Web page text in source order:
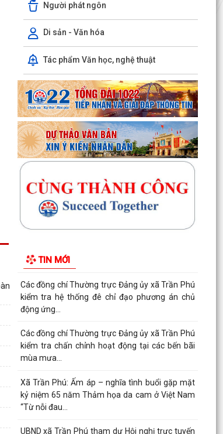
Người phát ngôn
Di sản - Văn hóa
Tác phẩm Văn học, nghệ thuật
TIN MỚI
UBND xã Trần Phú tổ chức niêm yết và gửi
thông báo thu hồi đất để thực hiện Dự án tuyến
đường sắt...
Bà Phan Thị Vắn ở thôn Mạn Trà được hỗ trợ
xây “Nhà Đại đoàn kết”
Cụm thi đua số 10 (thuộc Ủy ban MTTQ Việt
Nam thành phố) sơ kết công tác mặt trận 6
tháng đầu năm...
Triển khai kiểm đếm, xác nhận tài sản phục vụ
giải phóng mặt bằng các dự án trọng điểm
Xã Trần Phú đã tổ chức Hội nghị tập huấn, bồi
CBCCVC...
Các đồng chí Thường trực Đảng ủy xã Trần Phú
kiểm tra hệ thống đê chỉ đạo phương án chủ
động ứng...
Các đồng chí Thường trực Đảng ủy xã Trần Phú
kiểm tra chấn chỉnh hoạt động tại các bến bãi
mùa mưa...
Xã Trần Phú: Ấm áp – nghĩa tình buổi gặp mặt
kỷ niệm 65 năm Thảm họa da cam ở Việt Nam
“Từ nỗi đau...
UBND xã Trần Phú tham dự Hội nghị trực tuyến